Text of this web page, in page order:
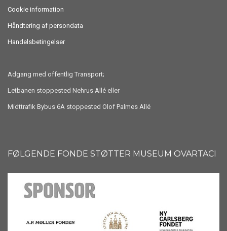
Cookie information
Håndtering af persondata
Handelsbetingelser
Adgang med offentlig Transport;
Letbanen stoppested Nehrus Allé eller
Midttrafik Bybus 6A stoppested Olof Palmes Allé
FØLGENDE FONDE STØTTER MUSEUM OVARTACI